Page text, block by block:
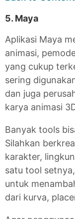
5. Maya
Aplikasi Maya
animasi,
yang cukup
sering
dan juga
karya animasi
Banyak tools
Silahkan
karakter,
satu tool
untuk
dari kurva,